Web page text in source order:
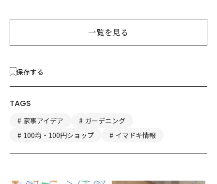
一覧を見る
保存する
TAGS
家事アイデア
ガーデニング
100均・100円ショップ
イマドキ情報